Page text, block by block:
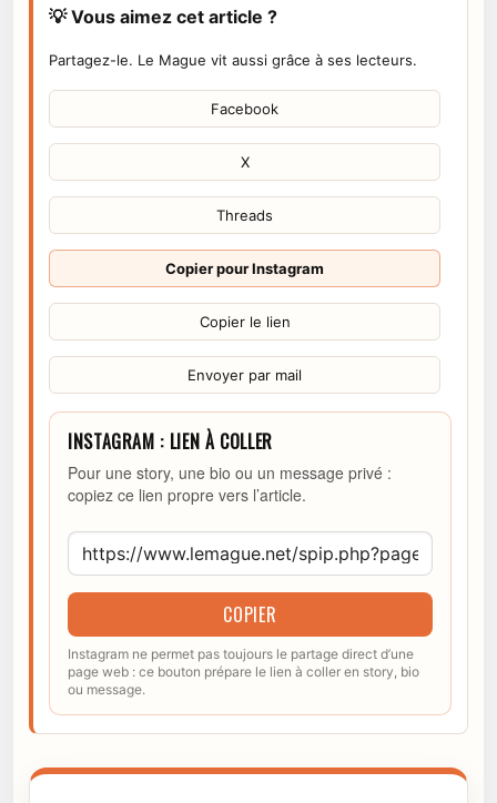
💡 Vous aimez cet article ?
Partagez-le. Le Mague vit aussi grâce à ses lecteurs.
Facebook
X
Threads
Copier pour Instagram
Copier le lien
Envoyer par mail
INSTAGRAM : LIEN À COLLER
Pour une story, une bio ou un message privé :
copiez ce lien propre vers l’article.
COPIER
Instagram ne permet pas toujours le partage direct d’une
page web : ce bouton prépare le lien à coller en story, bio
ou message.